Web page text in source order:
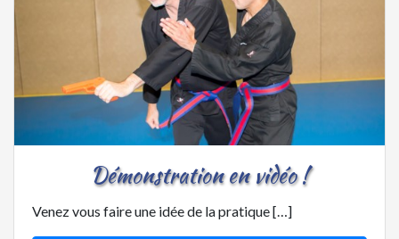
Démonstration en vidéo !
Venez vous faire une idée de la pratique […]